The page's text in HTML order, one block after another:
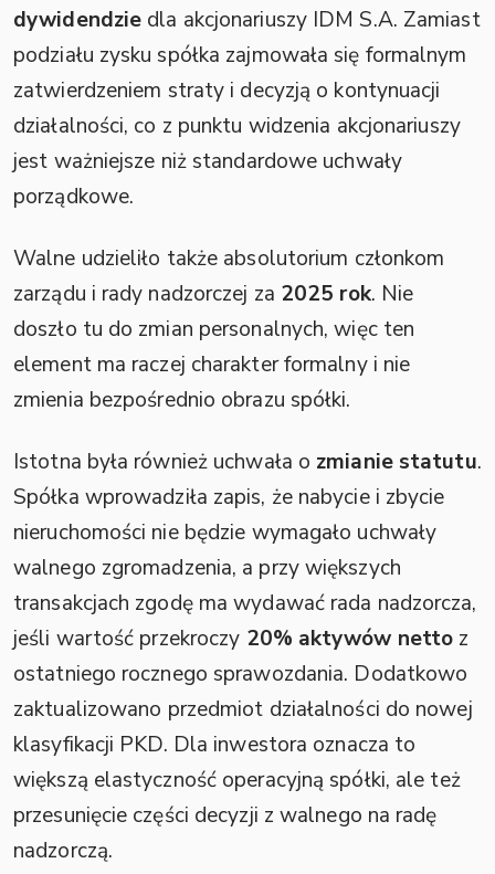
dywidendzie dla akcjonariuszy IDM S.A. Zamiast
podziału zysku spółka zajmowała się formalnym
zatwierdzeniem straty i decyzją o kontynuacji
działalności, co z punktu widzenia akcjonariuszy
jest ważniejsze niż standardowe uchwały
porządkowe.
Walne udzieliło także absolutorium członkom
zarządu i rady nadzorczej za 2025 rok. Nie
doszło tu do zmian personalnych, więc ten
element ma raczej charakter formalny i nie
zmienia bezpośrednio obrazu spółki.
Istotna była również uchwała o zmianie statutu.
Spółka wprowadziła zapis, że nabycie i zbycie
nieruchomości nie będzie wymagało uchwały
walnego zgromadzenia, a przy większych
transakcjach zgodę ma wydawać rada nadzorcza,
jeśli wartość przekroczy 20% aktywów netto z
ostatniego rocznego sprawozdania. Dodatkowo
zaktualizowano przedmiot działalności do nowej
klasyfikacji PKD. Dla inwestora oznacza to
większą elastyczność operacyjną spółki, ale też
przesunięcie części decyzji z walnego na radę
nadzorczą.